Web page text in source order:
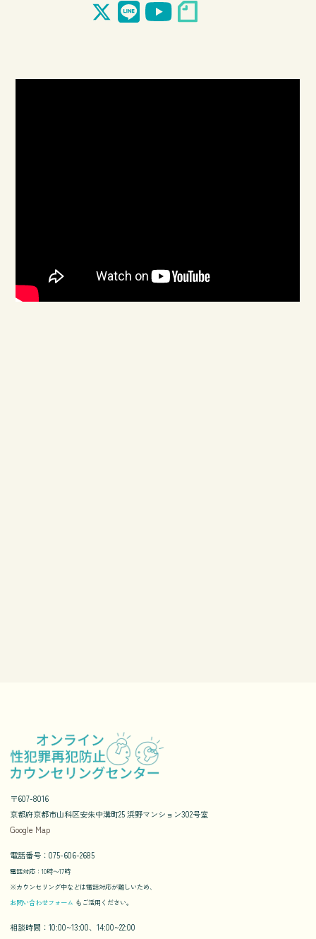
〒607-8016
京都府京都市山科区安朱中溝町25 浜野マンション302号室
Google Map
電話番号：075-606-2685
電話対応：10時〜17時
※カウンセリング中などは電話対応が難しいため、
お問い合わせフォーム もご活用ください。
相談時間：10:00~13:00、14:00~22:00